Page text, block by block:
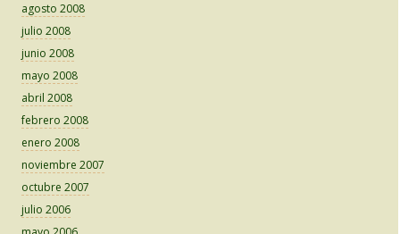
agosto 2008
julio 2008
junio 2008
mayo 2008
abril 2008
febrero 2008
enero 2008
noviembre 2007
octubre 2007
julio 2006